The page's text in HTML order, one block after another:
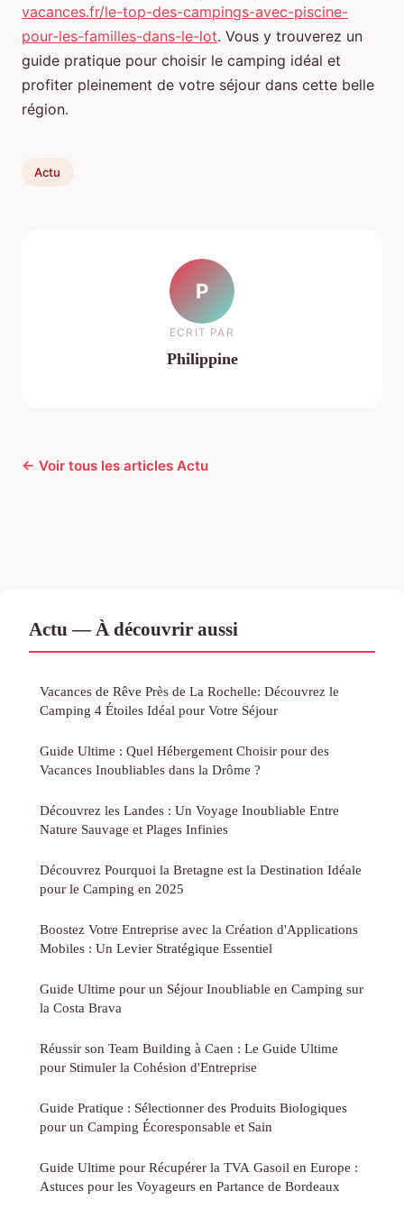
vacances.fr/le-top-des-campings-avec-piscine-
pour-les-familles-dans-le-lot. Vous y trouverez un
guide pratique pour choisir le camping idéal et
profiter pleinement de votre séjour dans cette belle
région.
Actu
P
ECRIT PAR
Philippine
← Voir tous les articles Actu
Actu — À découvrir aussi
Vacances de Rêve Près de La Rochelle: Découvrez le
Camping 4 Étoiles Idéal pour Votre Séjour
Guide Ultime : Quel Hébergement Choisir pour des
Vacances Inoubliables dans la Drôme ?
Découvrez les Landes : Un Voyage Inoubliable Entre
Nature Sauvage et Plages Infinies
Découvrez Pourquoi la Bretagne est la Destination Idéale
pour le Camping en 2025
Boostez Votre Entreprise avec la Création d'Applications
Mobiles : Un Levier Stratégique Essentiel
Guide Ultime pour un Séjour Inoubliable en Camping sur
la Costa Brava
Réussir son Team Building à Caen : Le Guide Ultime
pour Stimuler la Cohésion d'Entreprise
Guide Pratique : Sélectionner des Produits Biologiques
pour un Camping Écoresponsable et Sain
Guide Ultime pour Récupérer la TVA Gasoil en Europe :
Astuces pour les Voyageurs en Partance de Bordeaux